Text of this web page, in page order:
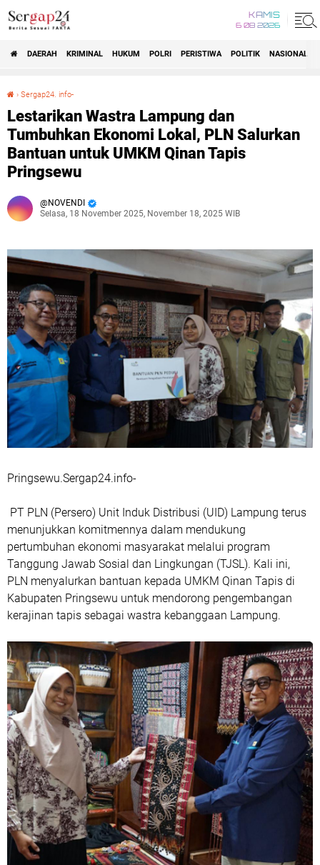
KAMIS
6 08 2026
DAERAH KRIMINAL HUKUM POLRI PERISTIWA POLITIK NASIONAL
› Sergap24. info-
Lestarikan Wastra Lampung dan
Tumbuhkan Ekonomi Lokal, PLN Salurkan
Bantuan untuk UMKM Qinan Tapis
Pringsewu
NOVENDI
Selasa, 18 November 2025, November 18, 2025 WIB
Pringsewu.Sergap24.info-
PT PLN (Persero) Unit Induk Distribusi (UID) Lampung terus
menunjukkan komitmennya dalam mendukung
pertumbuhan ekonomi masyarakat melalui program
Tanggung Jawab Sosial dan Lingkungan (TJSL). Kali ini,
PLN menyalurkan bantuan kepada UMKM Qinan Tapis di
Kabupaten Pringsewu untuk mendorong pengembangan
kerajinan tapis sebagai wastra kebanggaan Lampung.